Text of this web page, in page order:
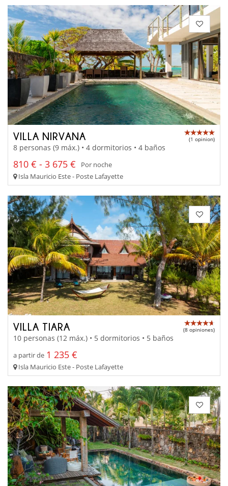
VILLA NIRVANA (1 opinion)
8 personas (9 máx.) • 4 dormitorios • 4 baños
810 € - 3 675 €
Por noche
Isla Mauricio Este - Poste Lafayette
VILLA TIARA (8 opiniones)
10 personas (12 máx.) • 5 dormitorios • 5 baños
a partir de 1 235 €
Isla Mauricio Este - Poste Lafayette